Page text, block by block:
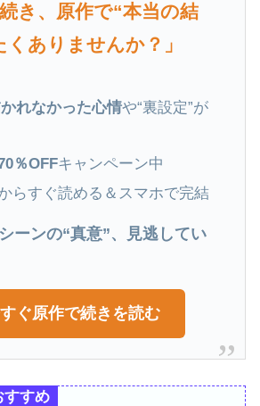
き、原作で“本当の結
くありませんか？」
れなかった心情や“裏設定”が
％OFFキャンペーン中
らすぐ読める＆スマホで完結
ーンの“真意”、見逃してい
ぐ原作で続きを読む
すすめ